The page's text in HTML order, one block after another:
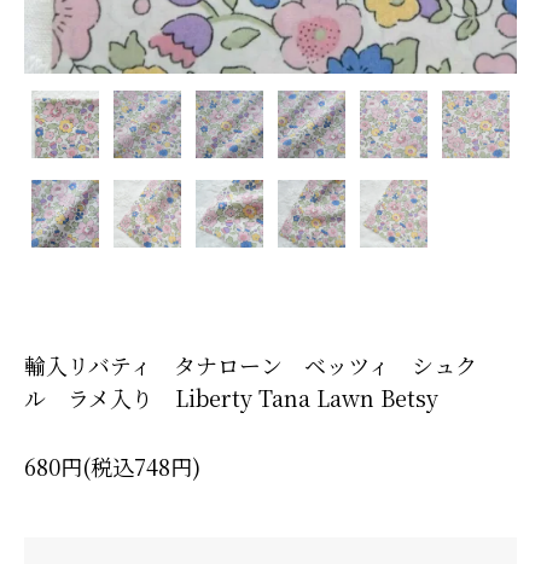
輸入リバティ タナローン ベッツィ シュク
ル ラメ入り Liberty Tana Lawn Betsy
680円(税込748円)